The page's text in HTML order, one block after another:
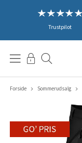
Trustpilot
Forside Sommerudsalg